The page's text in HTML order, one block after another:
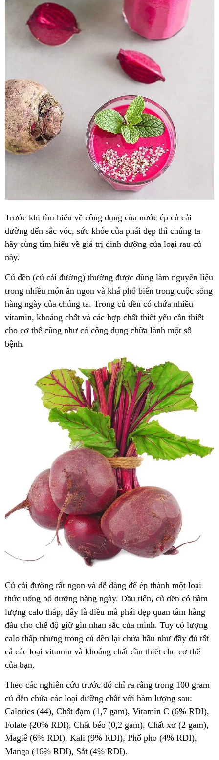
Trước khi tìm hiểu về công dụng của nước ép củ cải
đường đến sắc vóc, sức khỏe của phái đẹp thì chúng ta
hãy cùng tìm hiểu về giá trị dinh dưỡng của loại rau củ
này.
Củ dền (củ cải đường) thường được dùng làm nguyên liệu
trong nhiều món ăn ngon và khá phổ biến trong cuộc sống
hàng ngày của chúng ta. Trong củ dền có chứa nhiều
vitamin, khoáng chất và các hợp chất thiết yếu cần thiết
cho cơ thể cũng như có công dụng chữa lành một số
bệnh.
Củ cải đường rất ngon và dễ dàng để ép thành một loại
thức uống bổ dưỡng hàng ngày. Đầu tiên, củ dền có hàm
lượng calo thấp, đây là điều mà phái đẹp quan tâm hàng
đầu cho chế độ giữ gìn nhan sắc của mình. Tuy có lượng
calo thấp nhưng trong củ dền lại chứa hầu như đầy đủ tất
cả các loại vitamin và khoáng chất cần thiết cho cơ thể
của bạn.
Theo các nghiên cứu trước đó chỉ ra rằng trong 100 gram
củ dền chứa các loại dưỡng chất với hàm lượng sau:
Calories (44), Chất đạm (1,7 gam), Vitamin C (6% RDI),
Folate (20% RDI), Chất béo (0,2 gam), Chất xơ (2 gam),
Magiê (6% RDI), Kali (9% RDI), Phố pho (4% RDI),
Manga (16% RDI), Sắt (4% RDI).